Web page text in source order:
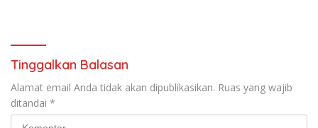
Tinggalkan Balasan
Alamat email Anda tidak akan dipublikasikan. Ruas yang wajib
ditandai *